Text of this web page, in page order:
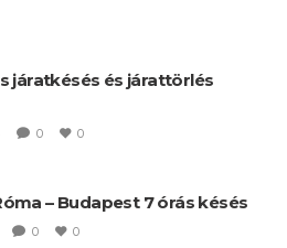
járatkésés és járattörlés
0 0
– Budapest 7 órás késés
0 0